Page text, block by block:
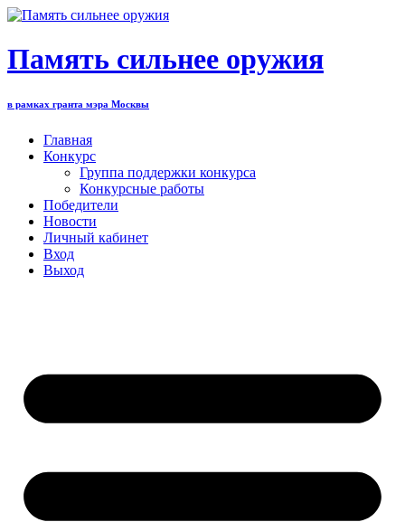
Перейти
содержимому
Память сильнее оружия
в рамках гранта мэра Москвы
Главная
Конкурс
Группа поддержки конкурса
Конкурсные работы
Победители
Новости
Личный кабинет
Вход
Выход